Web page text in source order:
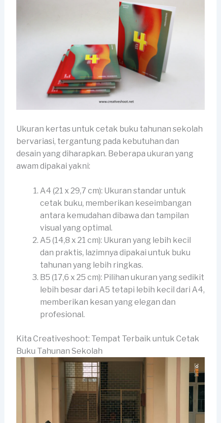
Ukuran kertas untuk cetak buku tahunan sekolah
bervariasi, tergantung pada kebutuhan dan
desain yang diharapkan. Beberapa ukuran yang
awam dipakai yakni:
A4 (21 x 29,7 cm): Ukuran standar untuk
cetak buku, memberikan keseimbangan
antara kemudahan dibawa dan tampilan
visual yang optimal.
A5 (14,8 x 21 cm): Ukuran yang lebih kecil
dan praktis, lazimnya dipakai untuk buku
tahunan yang lebih ringkas.
B5 (17,6 x 25 cm): Pilihan ukuran yang sedikit
lebih besar dari A5 tetapi lebih kecil dari A4,
memberikan kesan yang elegan dan
profesional.
Kita Creativeshoot: Tempat Terbaik untuk Cetak
Buku Tahunan Sekolah